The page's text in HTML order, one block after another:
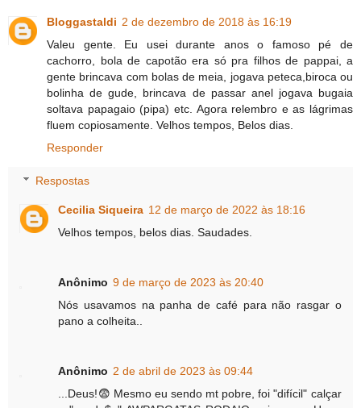
Bloggastaldi 2 de dezembro de 2018 às 16:19
Valeu gente. Eu usei durante anos o famoso pé de
cachorro, bola de capotão era só pra filhos de pappai, a
gente brincava com bolas de meia, jogava peteca,biroca ou
bolinha de gude, brincava de passar anel jogava bugaia
soltava papagaio (pipa) etc. Agora relembro e as lágrimas
fluem copiosamente. Velhos tempos, Belos dias.
Responder
Respostas
Cecilia Siqueira 12 de março de 2022 às 18:16
Velhos tempos, belos dias. Saudades.
Anônimo 9 de março de 2023 às 20:40
Nós usavamos na panha de café para não rasgar o
pano a colheita..
Anônimo 2 de abril de 2023 às 09:44
...Deus!😨 Mesmo eu sendo mt pobre, foi "difícil" calçar